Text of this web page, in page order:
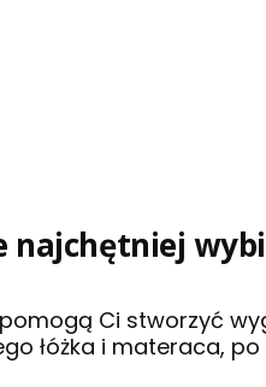
najchętniej
Ci stworzyć
łóżka i materaca,